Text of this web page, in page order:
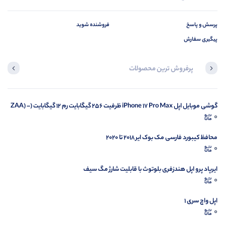
پیشرفته، تجربه‌ای سینمایی و بدون لرزش ارائه می‌دهد.
باتری آیفون 14 با ظرفیت 3279 میلی‌آمپر ساعت، نسبت به نسل قبلی به‌ طور قابل توجهی
بهبود یافته و تا 20 ساعت پخش ویدیو را بدون نیاز به شارژ پشتیبانی می‌کند. بهره‌وری انرژی آن
با بهینه‌سازی سخت‌افزاری چیپ A15 Bionic و نرم‌افزار iOS 17، مصرف برق را در کارهای روزمره
به ‌طور هوشمندانه کاهش داده است. در شرایط عادی، باتری به راحتی یک روز کامل استفاده را
هم ایمن‌تر کرده‌ است.
پرسش و پاسخ
پیگیری سفارش
فروشنده شوید
پرفروش ترین محصولات
گوشی موبایل اپل iPhone 17 Pro Max ظرفیت 256 گیگابایت رم 12 گیگابایت (ZAA) –
Not Active رجیستر شده
0
محافظ کیبورد فارسی مک بوک ایر 2018 تا 2020
0
ایرپاد پرو اپل هندزفری بلوتوث با قابلیت شارژ مگ سیف
0
اپل واچ سری 1
0
در حال بارگیری ...
مشاهده محصولات
پاسخگوی سوالات شما هستیم